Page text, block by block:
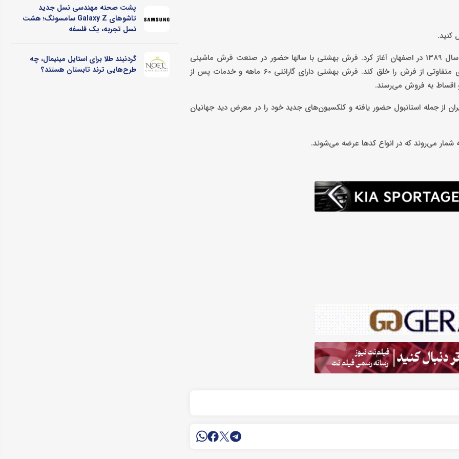
کنید.
به گزارش کاماپرس، فرش بهشتى فعالیت رسمى خود را در ٢٧ مرداد سال 1389 در اصفهان آغاز کرد. فرش بهشتی با سالها حضور در صنعت فرش ماشینى
ایران توانسته ‌است با حفظ ریشه‌های اصیل خود در طراحی، سبک‌های متفاوتی از فرش را خلق کند. فرش بهشتی دارای گارانتی 60 ماهه و خدمات پس از
به فروش می‌رسند.
از جمله استانبول حضور یافته و کلکسیون‌های جدید خود را در معرض دید جهانیان
شمار می‌روند که در انواع کدها عرضه می‌شوند.
پشت صحنه مهندسی نسل جدید
تاشوهای Galaxy Z سامسونگ؛ هشت
نسل تجربه، یک فلسفه
گردنبند طلا برای استایل مینیمال، چه
طرح‌هایی ترند تابستان هستند؟